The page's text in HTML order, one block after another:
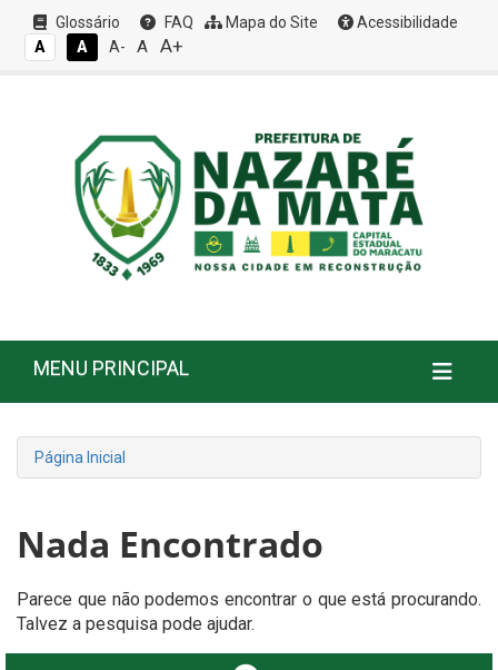
Glossário FAQ Mapa do Site
Acessibilidade
A
A A- A A+
MENU PRINCIPAL
Página Inicial
Nada Encontrado
Parece que não podemos encontrar o que está procurando.
Talvez a pesquisa pode ajudar.